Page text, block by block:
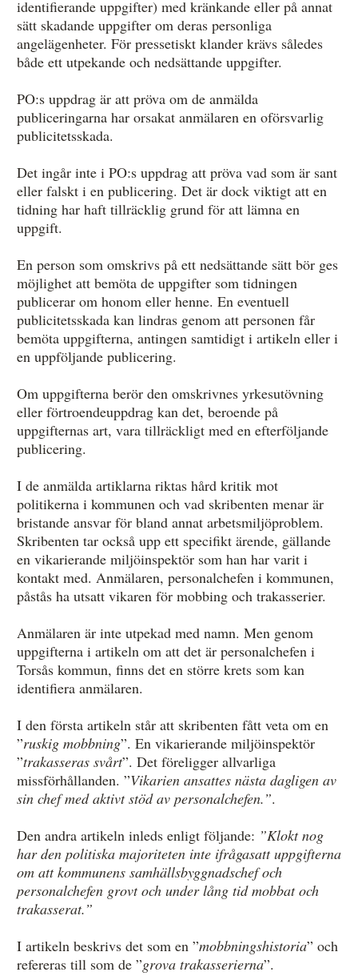
identifierande uppgifter) med kränkande eller på annat
sätt skadande uppgifter om deras personliga
angelägenheter. För pressetiskt klander krävs således
både ett utpekande och nedsättande uppgifter.
PO:s uppdrag är att pröva om de anmälda
publiceringarna har orsakat anmälaren en oförsvarlig
publicitetsskada.
Det ingår inte i PO:s uppdrag att pröva vad som är sant
eller falskt i en publicering. Det är dock viktigt att en
tidning har haft tillräcklig grund för att lämna en
uppgift.
En person som omskrivs på ett nedsättande sätt bör ges
möjlighet att bemöta de uppgifter som tidningen
publicerar om honom eller henne. En eventuell
publicitetsskada kan lindras genom att personen får
bemöta uppgifterna, antingen samtidigt i artikeln eller i
en uppföljande publicering.
Om uppgifterna berör den omskrivnes yrkesutövning
eller förtroendeuppdrag kan det, beroende på
uppgifternas art, vara tillräckligt med en efterföljande
publicering.
I de anmälda artiklarna riktas hård kritik mot
politikerna i kommunen och vad skribenten menar är
bristande ansvar för bland annat arbetsmiljöproblem.
Skribenten tar också upp ett specifikt ärende, gällande
en vikarierande miljöinspektör som han har varit i
kontakt med. Anmälaren, personalchefen i kommunen,
påstås ha utsatt vikaren för mobbing och trakasserier.
Anmälaren är inte utpekad med namn. Men genom
uppgifterna i artikeln om att det är personalchefen i
Torsås kommun, finns det en större krets som kan
identifiera anmälaren.
I den första artikeln står att skribenten fått veta om en
”ruskig mobbning”. En vikarierande miljöinspektör
”trakasseras svårt”. Det föreligger allvarliga
missförhållanden. ”Vikarien ansattes nästa dagligen av
sin chef med aktivt stöd av personalchefen.”.
Den andra artikeln inleds enligt följande: ”Klokt nog
har den politiska majoriteten inte ifrågasatt uppgifterna
om att kommunens samhällsbyggnadschef och
personalchefen grovt och under lång tid mobbat och
trakasserat.”
I artikeln beskrivs det som en ”mobbningshistoria” och
refereras till som de ”grova trakasserierna”.